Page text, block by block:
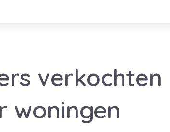
verkochten
woningen